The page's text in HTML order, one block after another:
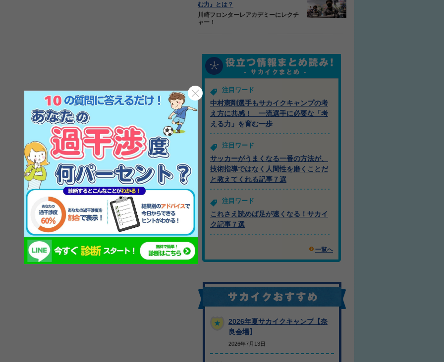
む力』とは？
川崎フロンターレアカデミーにレクチ
ャー！
注目ワード
中村憲剛選手もサカイクキャンプの考
え方に共感！ 一流選手に必要な「考
える力」を育む一歩
注目ワード
サッカーがうまくなる一番の方法が、
技術指導ではなく人間性を磨くことだ
と教えてくれる記事７選
注目ワード
これさえ読めば足が速くなる！サカイ
ク記事７選
一覧へ
2026年夏サカイクキャンプ【奈
良会場】
2026年7月13日